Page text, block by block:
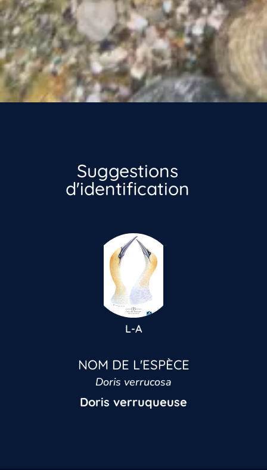
Suggestions
d'identification
L-A
NOM DE L'ESPÈCE
Doris verrucosa
Doris verruqueuse